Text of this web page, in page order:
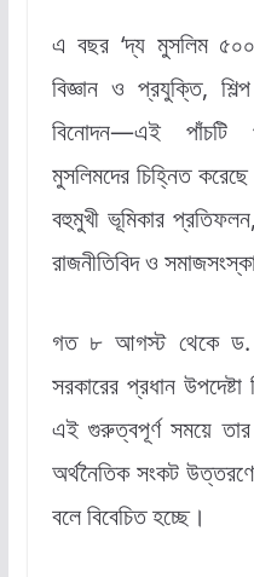
এ বছর ‘দ্য মুসলিম ৫০০’
বিজ্ঞান ও প্রযুক্তি,
বিনোদন—এই পাঁচটি
মুসলিমদের চিহ্নিত
বহুমুখী ভূমিকার
রাজনীতিবিদ ও
গত ৮ আগস্ট থেকে ড.
সরকারের প্রধান
এই গুরুত্বপূর্ণ সময়ে
অর্থনৈতিক সংকট
বলে বিবেচিত হচ্ছে।